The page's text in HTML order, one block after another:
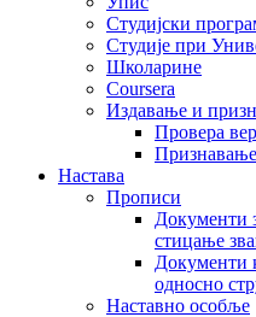
Студијски
Студије при
Школарине
Coursera
Издавање и
Провера
Настава
Прописи
Документи
стицање
Документи
односно
Наставно особље